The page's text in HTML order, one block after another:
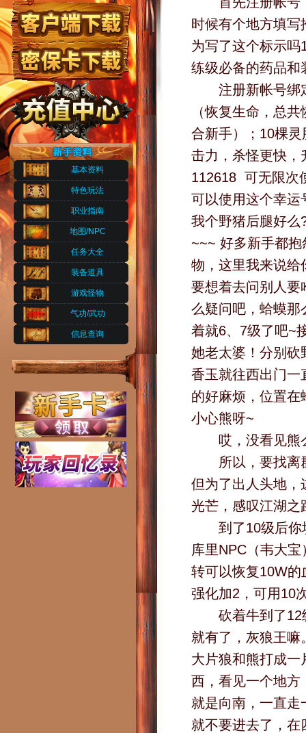
基本资料
特色玩法
职业指南
地图/NPC
任务大全
装备道具
游戏怪物
气功/武功
信息查询
时候有个地方填
为写了这个标示吗
练级必备的药品和
注册新帐号绑定
（恢复生命，总
合新手）；10棵
击力，杀怪更快，
112618 可无限次
可以使用这个幸运
我个野猪后腿好么
~~~ 好多新手都
物，这里我来说给
要想着去问别人要
么疑问吧，蛤蟆那
着就6、7级了吧~
她老太婆！分别砍
香玉就往西出门一
的好麻烦，位置
小心熊呀~
哎，没看见熊
所以，要找离群
但为了出人头地，
光芒，感叹江湖之
到了10级后你填
库里NPC（韦大
转可以恢复10W
强化加2，可用10
砍着牛到了12级
就有了，灰狼王
大片狼和熊打成
西，看见一个地方
就是向南，一直
就不要进去了，